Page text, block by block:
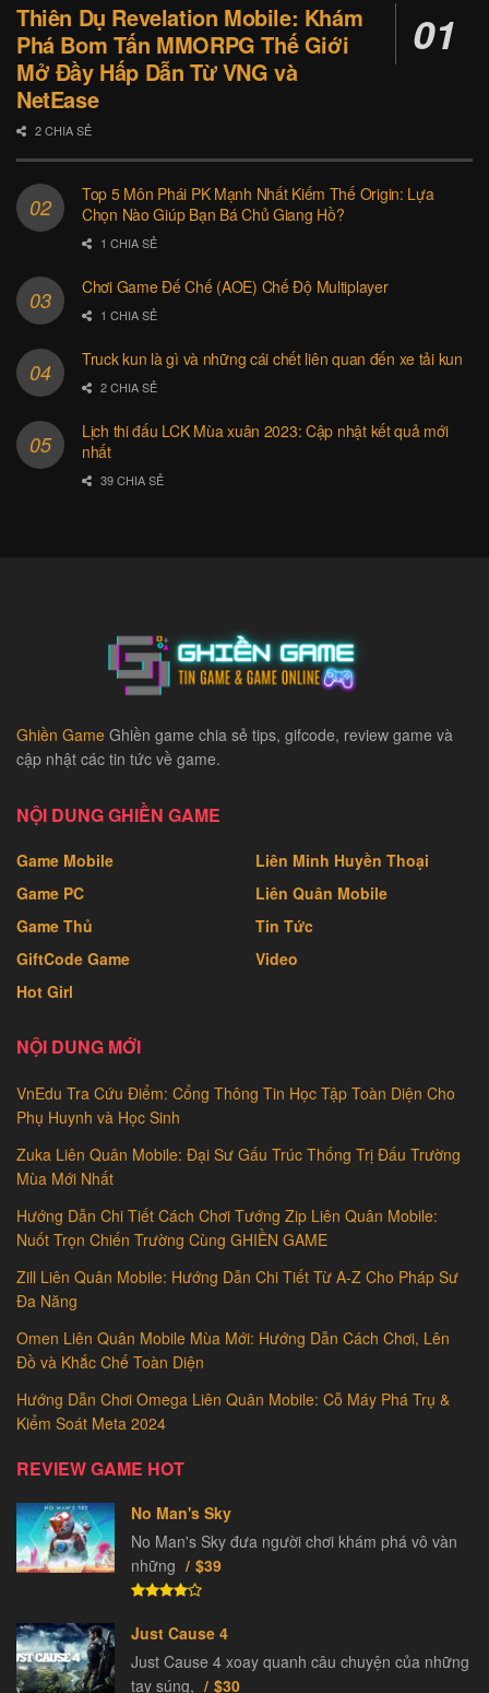
Thiên Dụ Revelation Mobile: Khám
Phá Bom Tấn MMORPG Thế Giới
Mở Đầy Hấp Dẫn Từ VNG và
NetEase
2 CHIA SẺ
Top 5 Môn Phái PK Mạnh Nhất Kiếm Thế Origin: Lựa
Chọn Nào Giúp Bạn Bá Chủ Giang Hồ?
1 CHIA SẺ
Chơi Game Đế Chế (AOE) Chế Độ Multiplayer
1 CHIA SẺ
Truck kun là gì và những cái chết liên quan đến xe tải kun
2 CHIA SẺ
Lịch thi đấu LCK Mùa xuân 2023: Cập nhật kết quả mới
nhất
39 CHIA SẺ
Ghiền Game Ghiền game chia sẻ tips, gifcode, review game và
cập nhật các tin tức về game.
NỘI DUNG GHIỀN GAME
Game Mobile
Game PC
Game Thủ
GiftCode Game
Hot Girl
Liên Minh Huyền Thoại
Liên Quân Mobile
Tin Tức
Video
NỘI DUNG MỚI
VnEdu Tra Cứu Điểm: Cổng Thông Tin Học Tập Toàn Diện Cho
Phụ Huynh và Học Sinh
Zuka Liên Quân Mobile: Đại Sư Gấu Trúc Thống Trị Đấu Trường
Mùa Mới Nhất
Hướng Dẫn Chi Tiết Cách Chơi Tướng Zip Liên Quân Mobile:
Nuốt Trọn Chiến Trường Cùng GHIỀN GAME
Zill Liên Quân Mobile: Hướng Dẫn Chi Tiết Từ A-Z Cho Pháp Sư
Đa Năng
Omen Liên Quân Mobile Mùa Mới: Hướng Dẫn Cách Chơi, Lên
Đồ và Khắc Chế Toàn Diện
Hướng Dẫn Chơi Omega Liên Quân Mobile: Cỗ Máy Phá Trụ &
Kiểm Soát Meta 2024
REVIEW GAME HOT
No Man's Sky
No Man's Sky đưa người chơi khám phá vô vàn
những
$39
Just Cause 4
Just Cause 4 xoay quanh câu chuyện của những
tay súng,
$30